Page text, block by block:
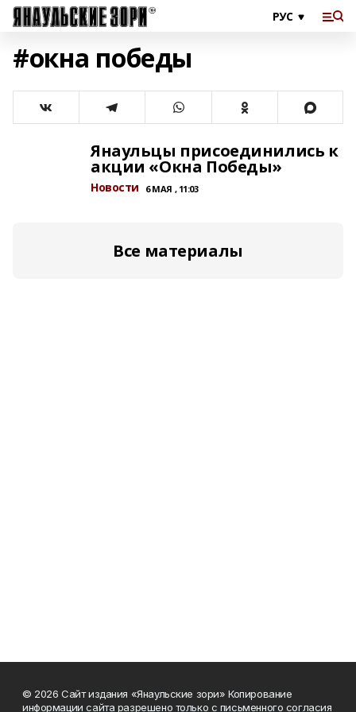
#окна победы
Янаульцы присоединились к
акции «Окна Победы»
Новости 6 МАЯ , 11:03
Все материалы
© 2026 Сайт издания «Янаульские зори» Копирование
информации сайта разрешено только с письменного согласия